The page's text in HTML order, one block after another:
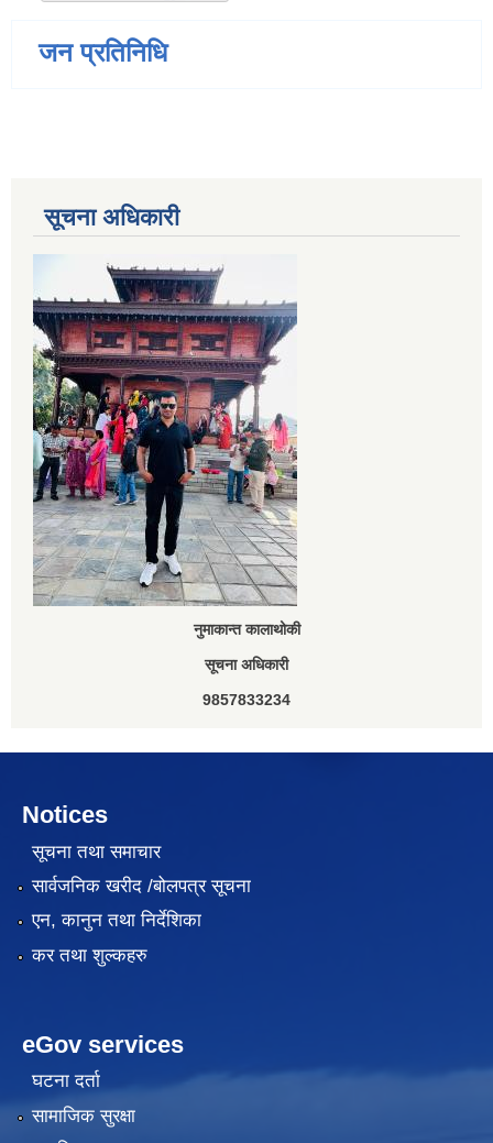
जन प्रतिनिधि
सूचना अधिकारी
नुमाकान्त कालाथोकी
सूचना अधिकारी
9857833234
Notices
सूचना तथा समाचार
सार्वजनिक खरीद /बोलपत्र सूचना
एन, कानुन तथा निर्देशिका
कर तथा शुल्कहरु
eGov services
घटना दर्ता
सामाजिक सुरक्षा